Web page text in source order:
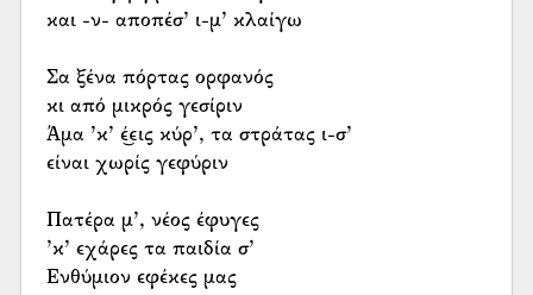
και -ν- αποπέσ’ ι-μ’ κλαίγω
Σα ξένα πόρτας ορφανός
κι από μικρός γεσίριν
Άμα ’κ’ έ͜εις κύρ’, τα στράτας ι-σ’
είναι χωρίς γεφύριν
Πατέρα μ’, νέος έφυγες
’κ’ εχάρες τα παιδία σ’
Ενθύμιον εφέκες μας